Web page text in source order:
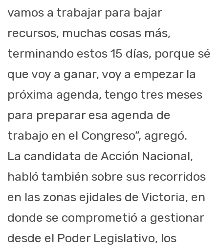
vamos a trabajar para bajar
recursos, muchas cosas más,
terminando estos 15 días, porque sé
que voy a ganar, voy a empezar la
próxima agenda, tengo tres meses
para preparar esa agenda de
trabajo en el Congreso”, agregó.
La candidata de Acción Nacional,
habló también sobre sus recorridos
en las zonas ejidales de Victoria, en
donde se comprometió a gestionar
desde el Poder Legislativo, los